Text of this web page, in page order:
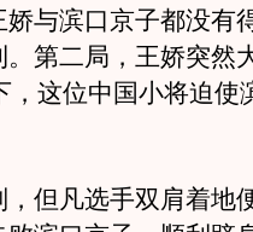
与滨口京子都没有
第二局，王娇突然
，这位中国小将迫使
但凡选手双肩着地